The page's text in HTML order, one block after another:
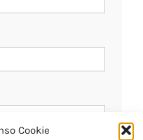
Cookie